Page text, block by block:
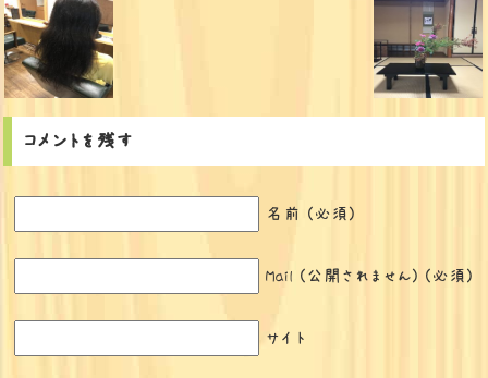
コメントを残す
名前 (必須)
Mail (公開されません) (必須)
サイト